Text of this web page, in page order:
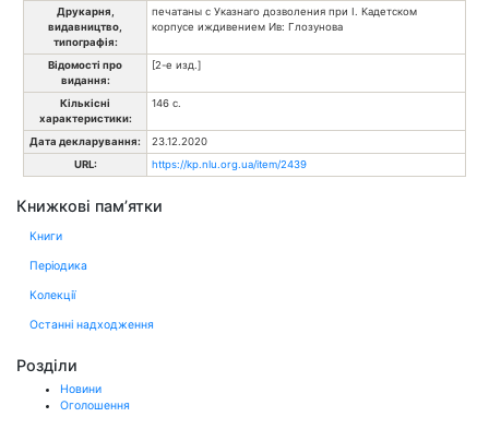
Друкарня,
видавництво,
типографія:
печатаны с Указнаго дозволения при I. Кадетском
корпусе иждивением Ив: Глозунова
Відомості про
видання:
[2-е изд.]
Кількісні
характеристики:
146 с.
Дата декларування:
23.12.2020
URL:
https://kp.nlu.org.ua/item/2439
Книжкові пам’ятки
Книги
Періодика
Колекції
Останні надходження
Розділи
Новини
Оголошення